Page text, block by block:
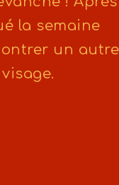
la semaine
un autre